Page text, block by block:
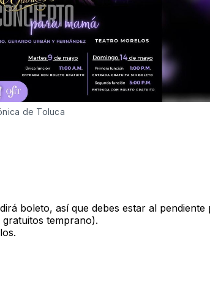
de Toluca
boleto, así que debes estar al pendiente
temprano).